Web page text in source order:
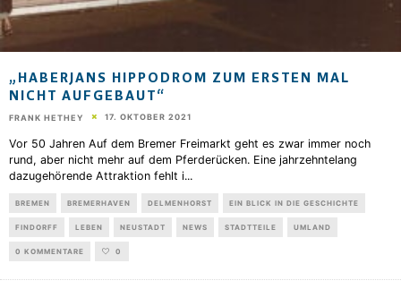
„HABERJANS HIPPODROM ZUM ERSTEN MAL
NICHT AUFGEBAUT“
FRANK HETHEY 17. OKTOBER 2021
Vor 50 Jahren Auf dem Bremer Freimarkt geht es zwar immer noch
rund, aber nicht mehr auf dem Pferderücken. Eine jahrzehntelang
dazugehörende Attraktion fehlt i...
BREMEN BREMERHAVEN DELMENHORST EIN BLICK IN DIE GESCHICHTE
FINDORFF LEBEN NEUSTADT NEWS STADTTEILE UMLAND
0 KOMMENTARE 0